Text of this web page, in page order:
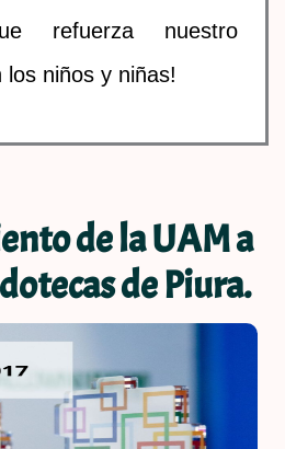
refuerza nuestro
niños y niñas!
de la UAM a
de Piura.